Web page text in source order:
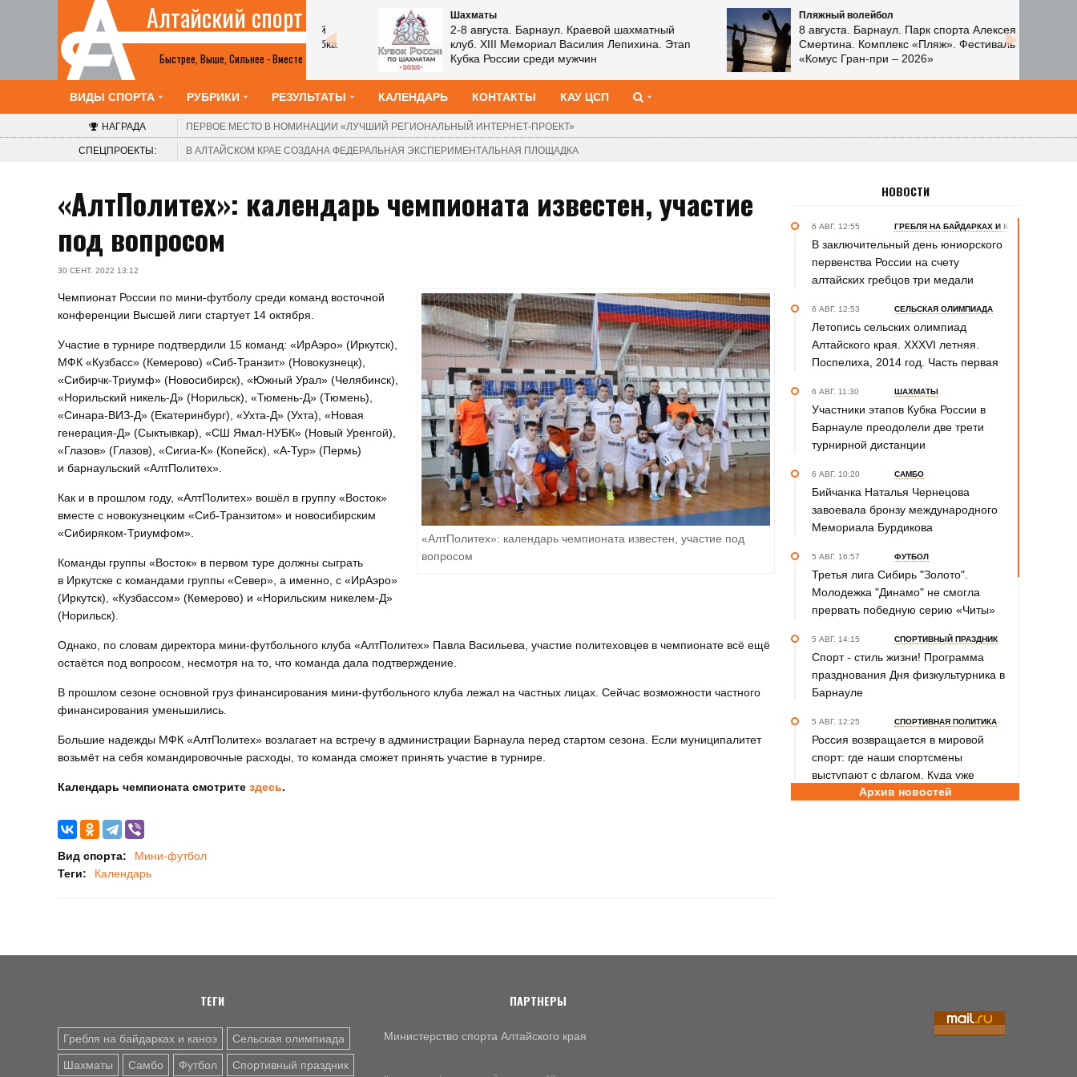
Быстрее, Выше, Сильнее - Вместе
Алтайский спорт
Шахматы
2-8 августа. Барнаул. Краевой шахматный
клуб. V турнир «Красоты Алтая». Этап Кубка
России среди женщин
Шахматы
2-8 августа. Барнаул. Краевой шахматный
клуб. XIII Мемориал Василия Лепихина. Этап
Кубка России среди мужчин
Пляжный волейбол
8 августа. Барнаул. Парк спорта Алексея
Смертина. Комплекс «Пляж». Фестиваль
«Комус Гран-при – 2026»
ВИДЫ СПОРТА РУБРИКИ РЕЗУЛЬТАТЫ КАЛЕНДАРЬ КОНТАКТЫ КАУ ЦСП
НАГРАДА ПЕРВОЕ МЕСТО В НОМИНАЦИИ «ЛУЧШИЙ РЕГИОНАЛЬНЫЙ ИНТЕРНЕТ-ПРОЕКТ»
СПЕЦПРОЕКТЫ: В АЛТАЙСКОМ КРАЕ СОЗДАНА ФЕДЕРАЛЬНАЯ ЭКСПЕРИМЕНТАЛЬНАЯ ПЛОЩАДКА
«АлтПолитех»: календарь чемпионата известен, участие
под вопросом
30 СЕНТ. 2022 13:12
«АлтПолитех»: календарь чемпионата известен, участие под
вопросом
Чемпионат России по мини-футболу среди команд восточной
конференции Высшей лиги стартует 14 октября.
Участие в турнире подтвердили 15 команд: «ИрАэро» (Иркутск),
МФК «Кузбасс» (Кемерово) «Сиб-Транзит» (Новокузнецк),
«Сибирчк-Триумф» (Новосибирск), «Южный Урал» (Челябинск),
«Норильский никель-Д» (Норильск), «Тюмень-Д» (Тюмень),
«Синара-ВИЗ-Д» (Екатеринбург), «Ухта-Д» (Ухта), «Новая
генерация-Д» (Сыктывкар), «СШ Ямал-НУБК» (Новый Уренгой),
«Глазов» (Глазов), «Сигиа-К» (Копейск), «А-Тур» (Пермь)
и барнаульский «АлтПолитех».
Как и в прошлом году, «АлтПолитех» вошёл в группу «Восток»
вместе с новокузнецким «Сиб-Транзитом» и новосибирским
«Сибиряком-Триумфом».
Команды группы «Восток» в первом туре должны сыграть
в Иркутске с командами группы «Север», а именно, с «ИрАэро»
(Иркутск), «Кузбассом» (Кемерово) и «Норильским никелем-Д»
(Норильск).
Однако, по словам директора мини-футбольного клуба «АлтПолитех» Павла Васильева, участие политеховцев в чемпионате всё ещё
остаётся под вопросом, несмотря на то, что команда дала подтверждение.
В прошлом сезоне основной груз финансирования мини-футбольного клуба лежал на частных лицах. Сейчас возможности частного
финансирования уменьшились.
Большие надежды МФК «АлтПолитех» возлагает на встречу в администрации Барнаула перед стартом сезона. Если муниципалитет
возьмёт на себя командировочные расходы, то команда сможет принять участие в турнире.
Календарь чемпионата смотрите здесь.
Вид спорта:
Мини-футбол
Теги:
Календарь
НОВОСТИ
6 АВГ. 12:55 ГРЕБЛЯ НА БАЙДАРКАХ И КАНОЭ
В заключительный день юниорского
первенства России на счету
алтайских гребцов три медали
6 АВГ. 12:53 СЕЛЬСКАЯ ОЛИМПИАДА
Летопись сельских олимпиад
Алтайского края. XXXVI летняя.
Поспелиха, 2014 год. Часть первая
6 АВГ. 11:30 ШАХМАТЫ
Участники этапов Кубка России в
Барнауле преодолели две трети
турнирной дистанции
6 АВГ. 10:20 САМБО
Бийчанка Наталья Чернецова
завоевала бронзу международного
Мемориала Бурдикова
5 АВГ. 16:57 ФУТБОЛ
Третья лига Сибирь "Золото".
Молодежка "Динамо" не смогла
прервать победную серию «Читы»
5 АВГ. 14:15 СПОРТИВНЫЙ ПРАЗДНИК
Спорт - стиль жизни! Программа
празднования Дня физкультурника в
Барнауле
5 АВГ. 12:25 СПОРТИВНАЯ ПОЛИТИКА
Россия возвращается в мировой
спорт: где наши спортсмены
выступают с флагом. Куда уже
допустили россиян и где сохраняется
Артём Шульц принял участие в
ДЖИУ-ДЖИТСУ
Елизавета Лаптева и Валерия
Архив новостей
ТЕГИ
Гребля на байдарках и каноэ Сельская олимпиада
Шахматы Самбо Футбол Спортивный праздник
ПАРТНЕРЫ
Министерство спорта Алтайского края